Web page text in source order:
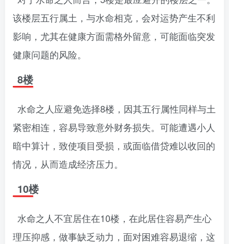
该楼层五行属土，与水命相克，会对运势产生不利
影响，尤其在健康方面需格外留意，可能面临突发
健康问题的风险。
8楼
水命之人应避免选择8楼，因其五行属性同样与土
紧密相连，容易导致意外财务损失。可能遭遇小人
暗中算计，致使项目受损，或面临借贷难以收回的
情况，从而造成经济压力。
10楼
水命之人不宜居住在10楼，在此居住容易产生心
理压抑感，做事缺乏动力，面对困难容易退缩，这